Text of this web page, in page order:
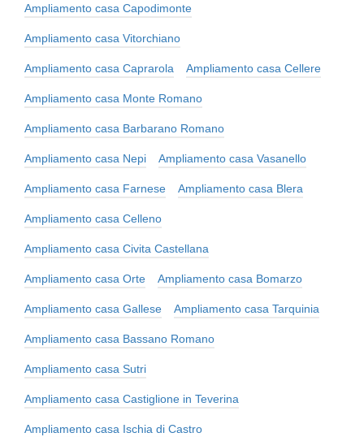
Ampliamento casa Capodimonte
Ampliamento casa Vitorchiano
Ampliamento casa Caprarola Ampliamento casa Cellere
Ampliamento casa Monte Romano
Ampliamento casa Barbarano Romano
Ampliamento casa Nepi Ampliamento casa Vasanello
Ampliamento casa Farnese Ampliamento casa Blera
Ampliamento casa Celleno
Ampliamento casa Civita Castellana
Ampliamento casa Orte Ampliamento casa Bomarzo
Ampliamento casa Gallese Ampliamento casa Tarquinia
Ampliamento casa Bassano Romano
Ampliamento casa Sutri
Ampliamento casa Castiglione in Teverina
Ampliamento casa Ischia di Castro